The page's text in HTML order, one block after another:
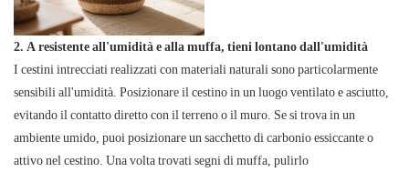
2. A resistente all'umidità e alla muffa, tieni lontano dall'umidità
I cestini intrecciati realizzati con materiali naturali sono particolarmente
sensibili all'umidità. Posizionare il cestino in un luogo ventilato e asciutto,
evitando il contatto diretto con il terreno o il muro. Se si trova in un
ambiente umido, puoi posizionare un sacchetto di carbonio essiccante o
attivo nel cestino. Una volta trovati segni di muffa, pulirlo